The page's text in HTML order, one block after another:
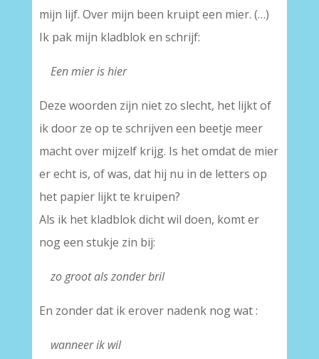
mijn lijf. Over mijn been kruipt een mier. (…)
Ik pak mijn kladblok en schrijf:
Een mier is hier
Deze woorden zijn niet zo slecht, het lijkt of
ik door ze op te schrijven een beetje meer
macht over mijzelf krijg. Is het omdat de mier
er echt is, of was, dat hij nu in de letters op
het papier lijkt te kruipen?
Als ik het kladblok dicht wil doen, komt er
nog een stukje zin bij:
zo groot als zonder bril
En zonder dat ik erover nadenk nog wat :
wanneer ik wil